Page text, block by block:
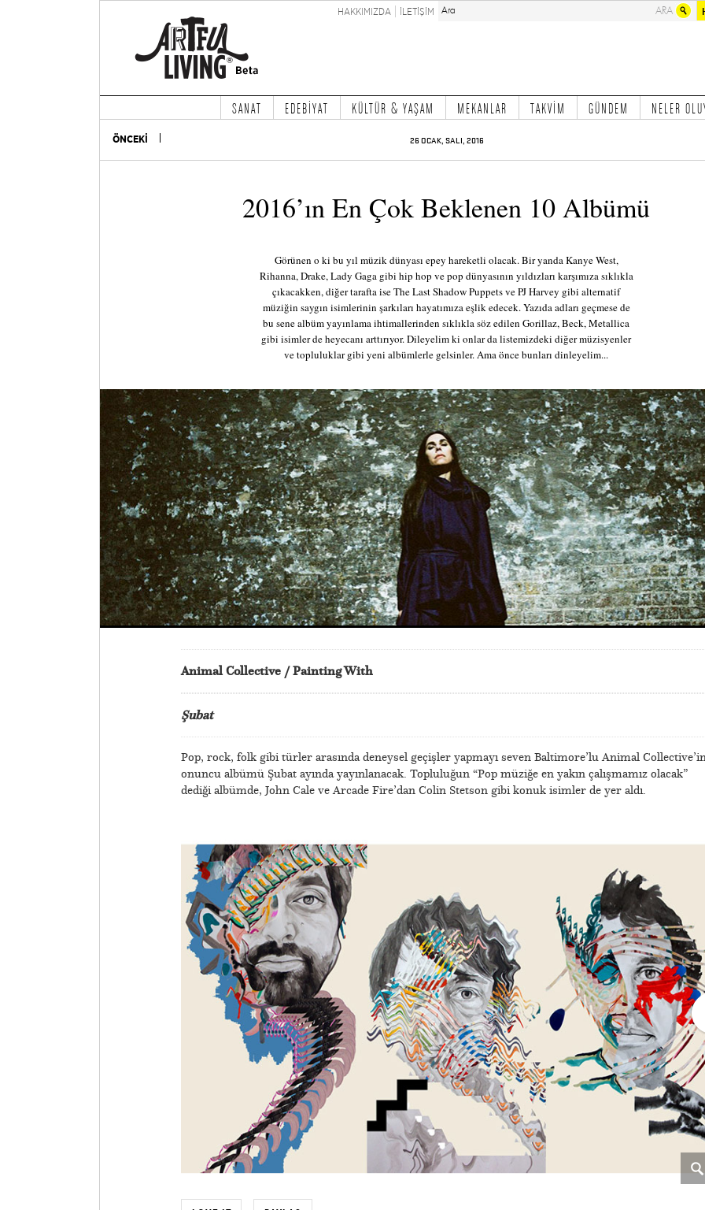
HAKKIMIZDA İLETİŞİM
SANAT EDEBİYAT KÜLTÜR & YAŞAM MEKANLAR TAKVİM GÜNDEM NELER
ÖNCEKİ 26 OCAK, SALI, 2016
2016’ın En Çok Beklenen 10 Albümü
Görünen o ki bu yıl müzik dünyası epey hareketli olacak. Bir yanda Kanye West,
Rihanna, Drake, Lady Gaga gibi hip hop ve pop dünyasının yıldızları karşımıza sıklıkla
çıkacakken, diğer tarafta ise The Last Shadow Puppets ve PJ Harvey gibi alternatif
müziğin saygın isimlerinin şarkıları hayatımıza eşlik edecek. Yazıda adları geçmese de
bu sene albüm yayınlama ihtimallerinden sıklıkla söz edilen Gorillaz, Beck, Metallica
gibi isimler de heyecanı arttırıyor. Dileyelim ki onlar da listemizdeki diğer müzisyenler
ve topluluklar gibi yeni albümlerle gelsinler. Ama önce bunları dinleyelim...
Animal Collective / Painting With
Şubat
Pop, rock, folk gibi türler arasında deneysel geçişler yapmayı seven Baltimore’lu Animal
onuncu albümü Şubat ayında yayınlanacak. Topluluğun “Pop müziğe en yakın çalışmamız olacak”
dediği albümde, John Cale ve Arcade Fire’dan Colin Stetson gibi konuk isimler de yer aldı.